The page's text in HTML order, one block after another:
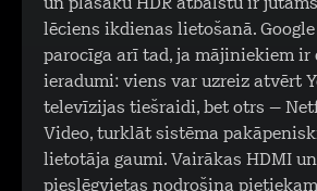
un plašāku HDR atbalstu ir
lēciens ikdienas lietošanā.
parocīga arī tad, ja mājiniekiem ir
ieradumi: viens var uzreiz atvērt
televīzijas tiešraidi, bet otrs –
Video, turklāt sistēma
lietotāja gaumi. Vairākas HDMI un
pieslēgvietas nodrošina